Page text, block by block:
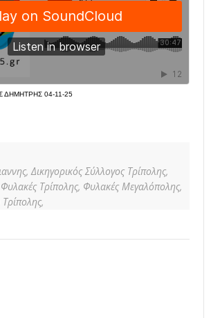
ΔΗΜΗΤΡΗΣ 04-11-25
Δικηγορικός Σύλλογος Τρίπολης,
Φυλακές Τρίπολης, Φυλακές Μεγαλόπολης,